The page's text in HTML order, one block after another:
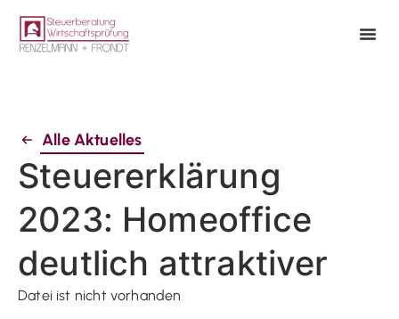
Alle Aktuelles
Steuererklärung
2023: Homeoffice
deutlich attraktiver
Datei ist nicht vorhanden